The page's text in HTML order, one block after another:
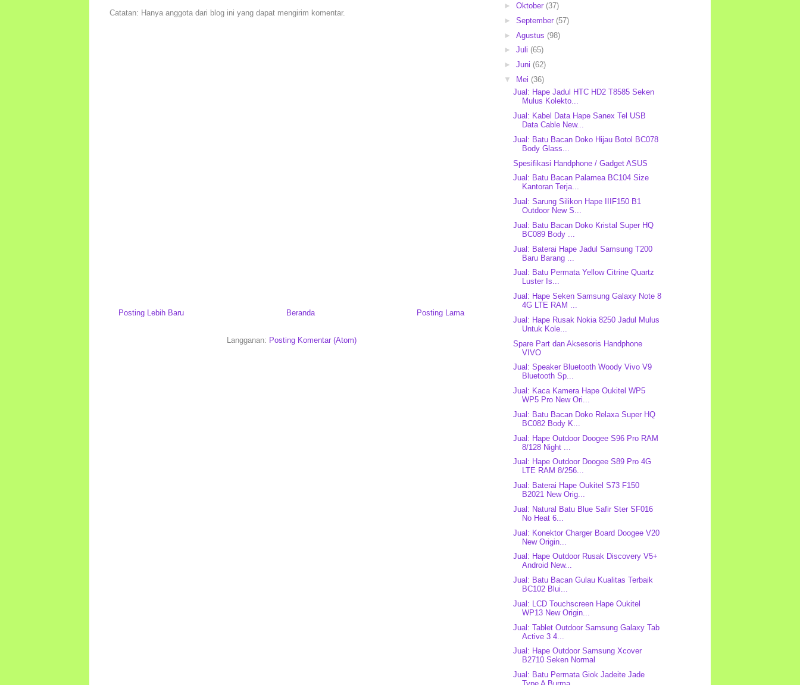
Catatan: Hanya anggota dari blog ini yang dapat mengirim komentar.
Posting Lebih Baru Posting Lama
Beranda
Langganan: Posting Komentar (Atom)
► Oktober (37)
► September (57)
► Agustus (98)
► Juli (65)
► Juni (62)
▼
Mei (36)
Jual: Hape Jadul HTC HD2 T8585 Seken
Mulus Kolekto...
Jual: Kabel Data Hape Sanex Tel USB
Data Cable New...
Jual: Batu Bacan Doko Hijau Botol BC078
Body Glass...
Spesifikasi Handphone / Gadget ASUS
Jual: Batu Bacan Palamea BC104 Size
Kantoran Terja...
Jual: Sarung Silikon Hape IIIF150 B1
Outdoor New S...
Jual: Batu Bacan Doko Kristal Super HQ
BC089 Body ...
Jual: Baterai Hape Jadul Samsung T200
Baru Barang ...
Jual: Batu Permata Yellow Citrine Quartz
Luster Is...
Jual: Hape Seken Samsung Galaxy Note 8
4G LTE RAM ...
Jual: Hape Rusak Nokia 8250 Jadul Mulus
Untuk Kole...
Spare Part dan Aksesoris Handphone
VIVO
Jual: Speaker Bluetooth Woody Vivo V9
Bluetooth Sp...
Jual: Kaca Kamera Hape Oukitel WP5
WP5 Pro New Ori...
Jual: Batu Bacan Doko Relaxa Super HQ
BC082 Body K...
Jual: Hape Outdoor Doogee S96 Pro RAM
8/128 Night ...
Jual: Hape Outdoor Doogee S89 Pro 4G
LTE RAM 8/256...
Jual: Baterai Hape Oukitel S73 F150
B2021 New Orig...
Jual: Natural Batu Blue Safir Ster SF016
No Heat 6...
Jual: Konektor Charger Board Doogee V20
New Origin...
Jual: Hape Outdoor Rusak Discovery V5+
Android New...
Jual: Batu Bacan Gulau Kualitas Terbaik
BC102 Blui...
Jual: LCD Touchscreen Hape Oukitel
WP13 New Origin...
Jual: Tablet Outdoor Samsung Galaxy Tab
Active 3 4...
Jual: Hape Outdoor Samsung Xcover
B2710 Seken Normal
Jual: Batu Permata Giok Jadeite Jade